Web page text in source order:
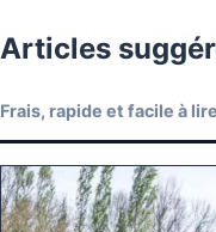
Articles
Frais, rapide et facile à lire